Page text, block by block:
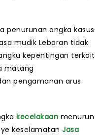
penurunan angka kasus
mudik Lebaran tidak
kepentingan terkait
matang
pengamanan arus
kecelakaan menurun
keselamatan Jasa